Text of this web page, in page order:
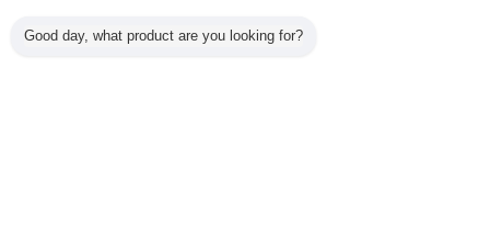
เครื่องแกะสลักผ้าพื้นเรียบ 6 - 8 นาที/ตร.ม. , เครื่องแกะ
สลักอิงค์เจ็ทพื้นเรียบความเร็วสูง
Good day, what product are you looking for?